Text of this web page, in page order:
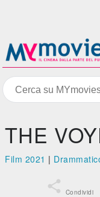
THE
Film 2021 |
 Condividi